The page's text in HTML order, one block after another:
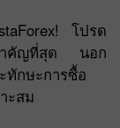
โปรด
สำคัญที่สุด นอก
ทักษะการซื้อ
ะสม